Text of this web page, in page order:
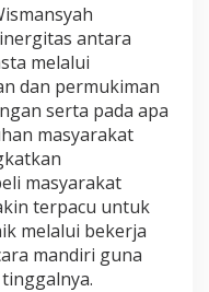
antara
melalui
dan permukiman
serta pada apa
masyarakat
masyarakat
terpacu untuk
melalui bekerja
mandiri guna